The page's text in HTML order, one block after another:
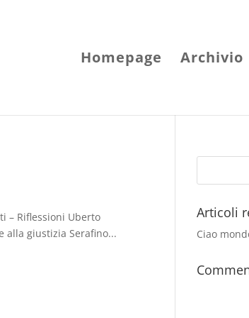
Homepage Archivio
– Riflessioni Uberto
alla giustizia Serafino...
Articoli
Ciao